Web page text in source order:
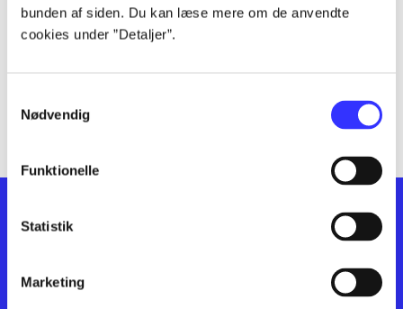
bunden af siden. Du kan læse mere om de anvendte
cookies under ”Detaljer”.
Nødvendig
Funktionelle
Statistik
Marketing
lorem ipsum dolor sit amet ...
lorem ipsum dolor sit amet ...
lorem ipsum dolor sit amet ...